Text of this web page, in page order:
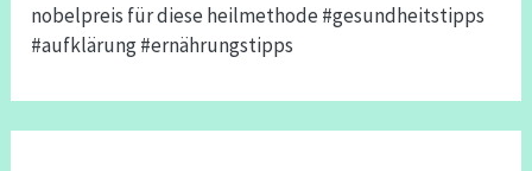
nobelpreis für diese heilmethode #gesundheitstipps
#aufklärung #ernährungstipps